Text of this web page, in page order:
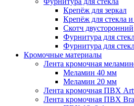
Крепёж для зеркал
Крепёж для стекла
Скотч двусторонний
Фурнитура для
Фурнитура для
Кромочные материалы
Лента кромочная
Меламин 40 мм
Меламин 20 мм
Лента кромочная ПВХ
Лента кромочная ПВХ